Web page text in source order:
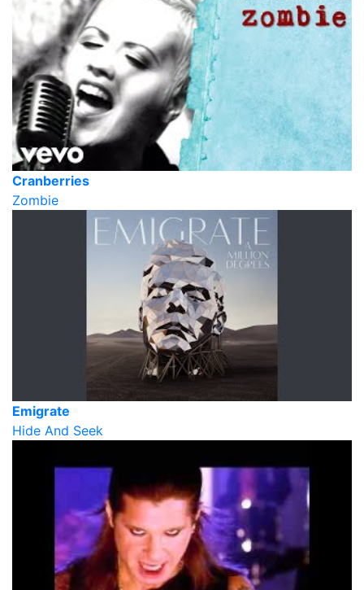
Cranberries
Zombie
Emigrate
Hide And Seek